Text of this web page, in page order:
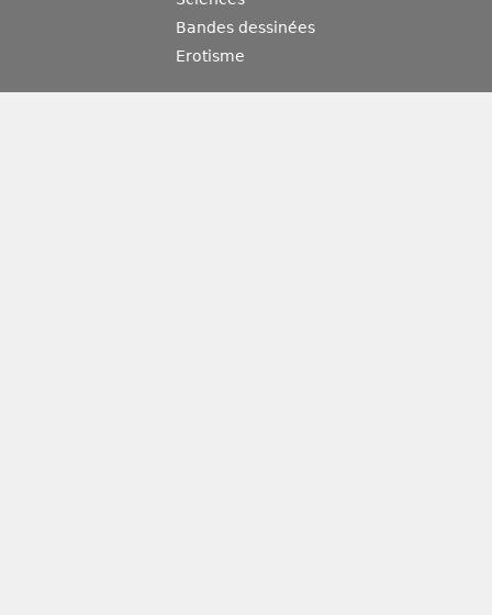
Bandes dessinées
Erotisme